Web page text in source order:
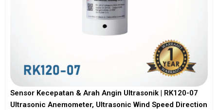
Sensor Kecepatan & Arah Angin Ultrasonik | RK120-07
Ultrasonic Anemometer, Ultrasonic Wind Speed Direction